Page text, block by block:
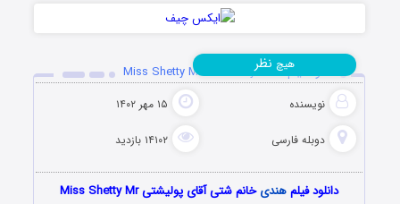
دانلود فیلم Miss Shetty Mr Polishetty 2023
نویسنده ۱۵ مهر ۱۴۰۲
دوبله فارسی ۱۴۱۰۲ بازدید
هیچ نظر
دانلود فیلمهندی
خانم شتی آقای پولیشتی Miss Shetty Mr